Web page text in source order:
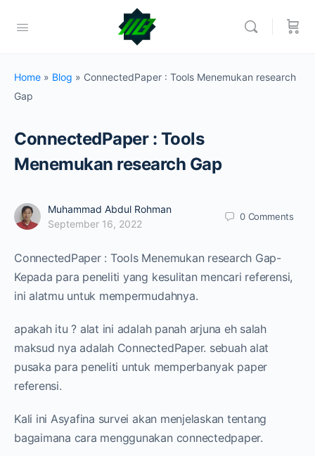
Home » Blog » ConnectedPaper : Tools Menemukan research
Gap
ConnectedPaper : Tools
Menemukan research Gap
Muhammad Abdul Rohman
September 16, 2022
0 Comments
ConnectedPaper : Tools Menemukan research Gap-
Kepada para peneliti yang kesulitan mencari referensi,
ini alatmu untuk mempermudahnya.
apakah itu ? alat ini adalah panah arjuna eh salah
maksud nya adalah ConnectedPaper. sebuah alat
pusaka para peneliti untuk memperbanyak paper
referensi.
Kali ini Asyafina survei akan menjelaskan tentang
bagaimana cara menggunakan connectedpaper.